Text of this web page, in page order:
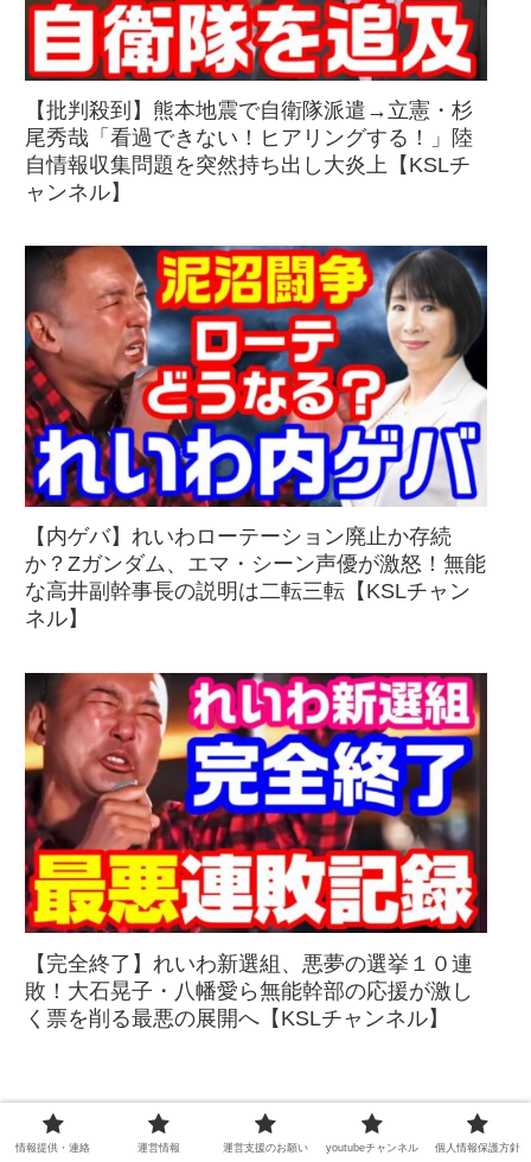
【批判殺到】熊本地震で自衛隊派遣→立憲・杉
尾秀哉「看過できない！ヒアリングする！」陸
自情報収集問題を突然持ち出し大炎上【KSLチ
ャンネル】
【内ゲバ】れいわローテーション廃止か存続
か？Zガンダム、エマ・シーン声優が激怒！無能
な高井副幹事長の説明は二転三転【KSLチャン
ネル】
【完全終了】れいわ新選組、悪夢の選挙１０連
敗！大石晃子・八幡愛ら無能幹部の応援が激し
く票を削る最悪の展開へ【KSLチャンネル】
情報提供・連絡 運営情報 運営支援のお願い youtubeチャンネル 個人情報保護方針